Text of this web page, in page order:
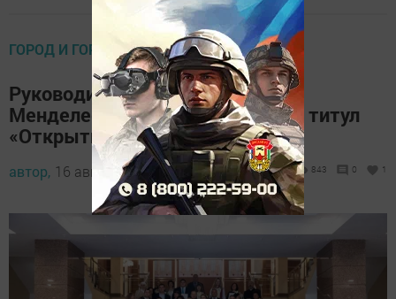
ГОРОД И ГОРОЖАНЕ
Руководитель отдела ТОСЭР в
Менделеевском районе завоева титул
«Открытие года»
автор, 16 августа 2024 - 15:04 843 0 1